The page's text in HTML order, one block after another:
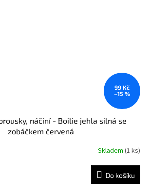
99 Kč
–15 %
náčiní - Boilie jehla silná se
zobáčkem červená
Skladem (1 ks)
Do košíku